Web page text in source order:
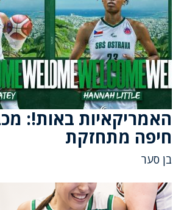
האמריקאיות באות!:
חיפה מתחזקת
בן סער